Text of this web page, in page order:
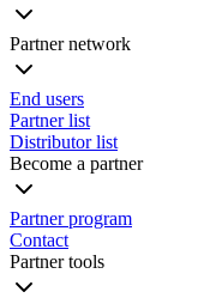
Partner network
End users
Partner list
Distributor list
Become a partner
Partner program
Contact
Partner tools